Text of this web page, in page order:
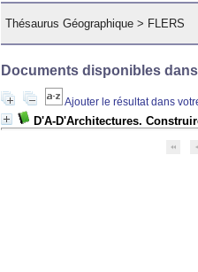
Thésaurus Géographique > FLERS
Documents disponibles
Ajouter le résultat dans
D'A-D'Architectures.